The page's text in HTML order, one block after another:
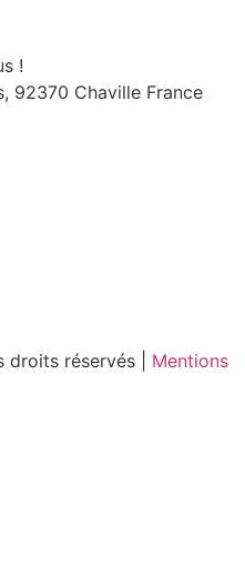
!
92370 Chaville France
réservés | Mentions